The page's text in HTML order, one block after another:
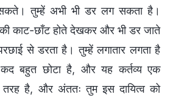
तुम्हें अभी भी डर लग सकता है।
काट-छाँट होते देखकर और भी डर जाते
से डरता है। तुम्हें लगातार लगता है
कद बहुत छोटा है, और यह कर्तव्य एक
तरह है, और अंततः तुम इस दायित्व को